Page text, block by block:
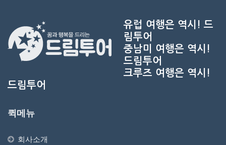
유럽 여행은 역시! 드
림투어
중남미 여행은 역시!
드림투어
크루즈 여행은 역시!
드림투어
퀵메뉴
회사소개